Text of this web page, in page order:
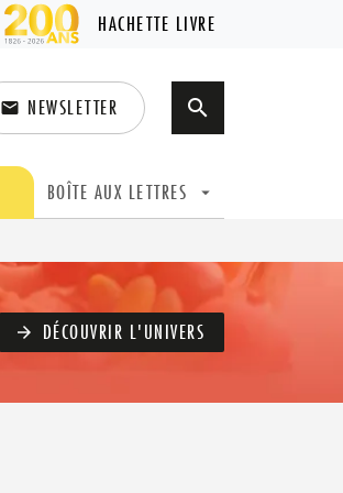
HACHETTE LIVRE
email NEWSLETTER search
BOÎTE AUX LETTRES arrow_drop_down
arrow_forward DÉCOUVRIR L'UNIVERS